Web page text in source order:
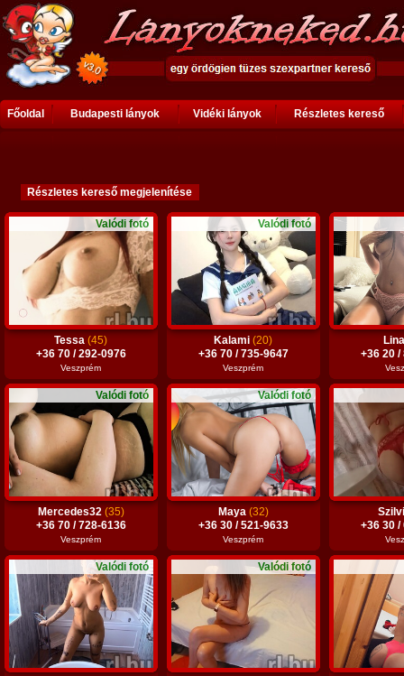
Főoldal Budapesti lányok Vidéki lányok Részletes kereső
Valódi fotó
Tessa(45)
+36 70 / 292-0976
Veszprém
Valódi fotó
Kalami(20)
+36 70 / 735-9647
Veszprém
+36 20 /
Valódi fotó
Mercedes32 (35)
+36 70 / 728-6136
Veszprém
Valódi fotó
Maya (32)
+36 30 / 521-9633
Veszprém
+36 30 /
Valódi fotó Valódi fotó